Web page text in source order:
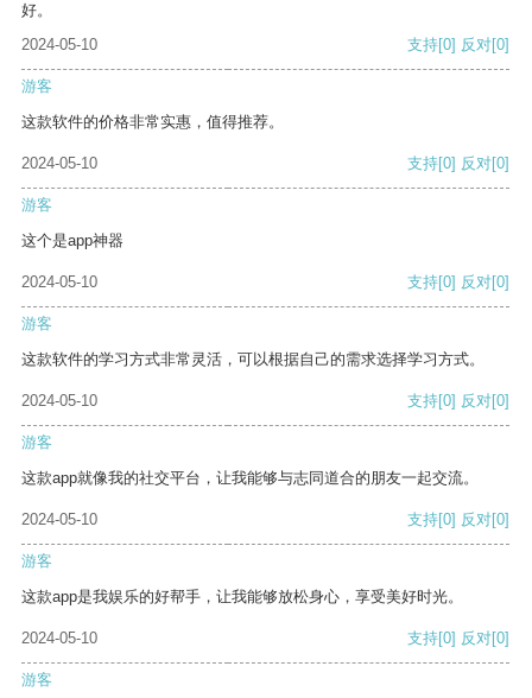
好。
2024-05-10
支持[0] 反对[0]
游客
这款软件的价格非常实惠，值得推荐。
2024-05-10 支持[0] 反对[0]
游客
这个是app神器
2024-05-10 支持[0] 反对[0]
游客
这款软件的学习方式非常灵活，可以根据自己的需求选择学习方式。
2024-05-10 支持[0] 反对[0]
游客
这款app就像我的社交平台，让我能够与志同道合的朋友一起交流。
2024-05-10 支持[0] 反对[0]
游客
这款app是我娱乐的好帮手，让我能够放松身心，享受美好时光。
2024-05-10 支持[0] 反对[0]
游客